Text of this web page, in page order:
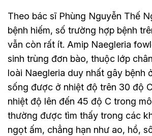
Theo bác sĩ Phùng Nguyễn Thế
bệnh hiếm, số trường hợp bệnh
vẫn còn rất ít. Amip Naegleria
sinh trùng đơn bào, thuộc lớp
loài Naegleria duy nhất gây bệnh
sống được ở nhiệt độ trên 30 độ
nhiệt độ lên đến 45 độ C trong
thường được tìm thấy trong các
ngọt ấm, chẳng hạn như ao, hồ,